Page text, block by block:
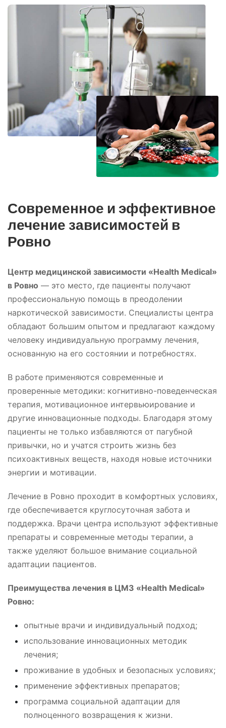
Современное и эффективное
лечение зависимостей в
Ровно
Центр медицинской зависимости «Health Medical»
в Ровно — это место, где пациенты получают
профессиональную помощь в преодолении
наркотической зависимости. Специалисты центра
обладают большим опытом и предлагают каждому
человеку индивидуальную программу лечения,
основанную на его состоянии и потребностях.
В работе применяются современные и
проверенные методики: когнитивно-поведенческая
терапия, мотивационное интервьюирование и
другие инновационные подходы. Благодаря этому
пациенты не только избавляются от пагубной
привычки, но и учатся строить жизнь без
психоактивных веществ, находя новые источники
энергии и мотивации.
Лечение в Ровно проходит в комфортных условиях,
где обеспечивается круглосуточная забота и
поддержка. Врачи центра используют эффективные
препараты и современные методы терапии, а
также уделяют большое внимание социальной
адаптации пациентов.
Преимущества лечения в ЦМЗ «Health Medical»
Ровно:
опытные врачи и индивидуальный подход;
использование инновационных методик
лечения;
проживание в удобных и безопасных условиях;
применение эффективных препаратов;
программа социальной адаптации для
полноценного возвращения к жизни.